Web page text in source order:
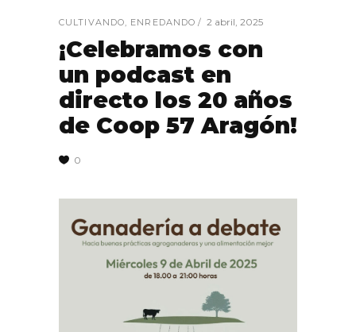
CULTIVANDO, ENREDANDO 2 abril, 2025
¡Celebramos con
un podcast en
directo los 20 años
de Coop 57 Aragón!
0